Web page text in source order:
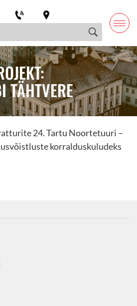
TÄHTVERE
24. Tartu Noortetuuri –
korralduskuludeks